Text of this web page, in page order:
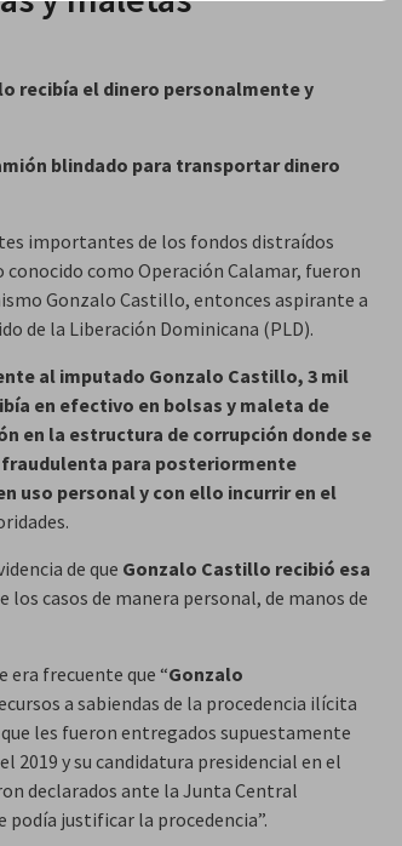
recibía el dinero personalmente y
blindado para transportar dinero
importantes de los fondos distraídos
conocido como Operación Calamar, fueron
Gonzalo Castillo, entonces aspirante a
de la Liberación Dominicana (PLD).
al imputado Gonzalo Castillo, 3 mil
en efectivo en bolsas y maleta de
en la estructura de corrupción donde se
para posteriormente
uso personal y con ello incurrir en el
de que Gonzalo Castillo recibió esa
los casos de manera personal, de manos de
era frecuente que “Gonzalo
a sabiendas de la procedencia ilícita
les fueron entregados supuestamente
2019 y su candidatura presidencial en el
declarados ante la Junta Central
justificar la procedencia”.